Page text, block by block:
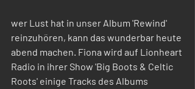
wer Lust hat in unser Album 'Rewind'
reinzuhören, kann das wunderbar heute
abend machen. Fiona wird auf Lionheart
Radio in ihrer Show 'Big Boots & Celtic
Roots' einige Tracks des Albums